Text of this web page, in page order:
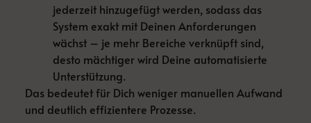
jederzeit hinzugefügt werden, sodass das
System exakt mit Deinen Anforderungen
wächst – je mehr Bereiche verknüpft sind,
desto mächtiger wird Deine automatisierte
Unterstützung.
Das bedeutet für Dich weniger manuellen Aufwand
und deutlich effizientere Prozesse.